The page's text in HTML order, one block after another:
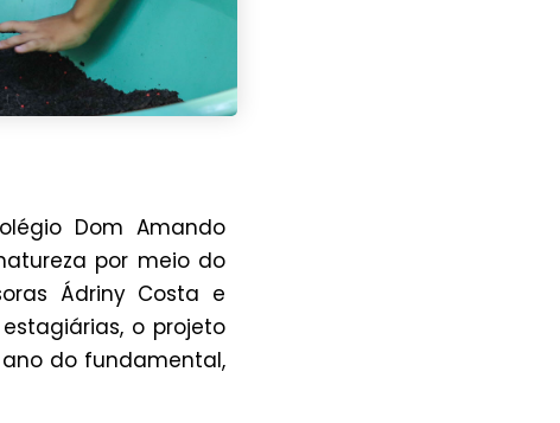
Dom Amando
por meio do
Ádriny Costa e
o projeto
do fundamental,